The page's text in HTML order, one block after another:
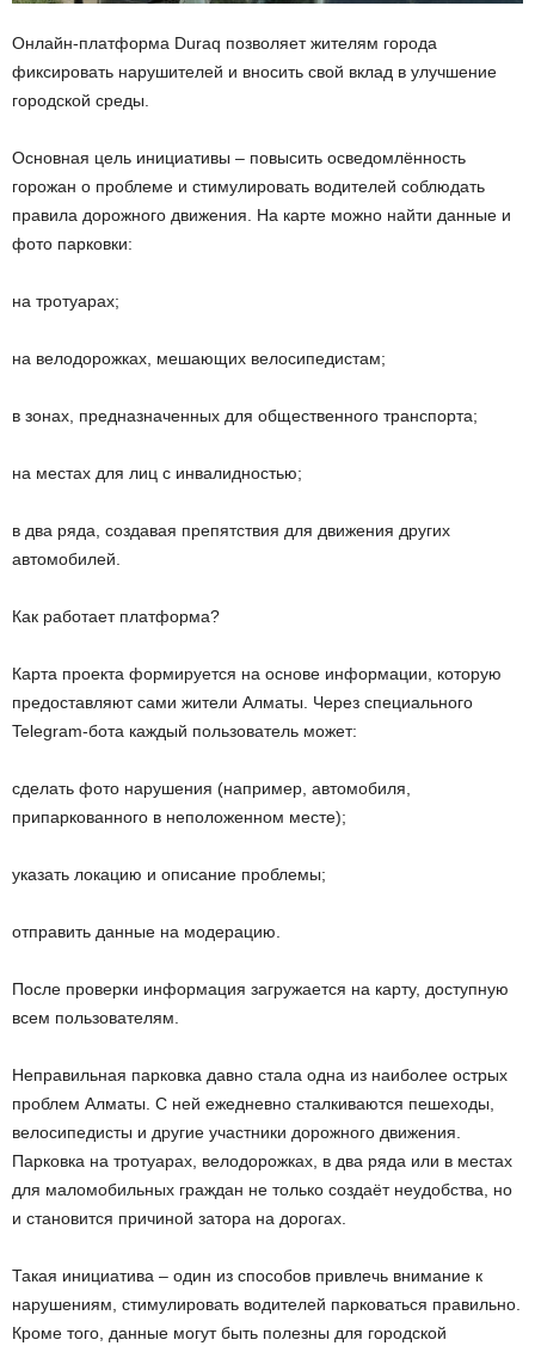
Онлайн-платформа Duraq позволяет жителям города
фиксировать нарушителей и вносить свой вклад в улучшение
городской среды.
Основная цель инициативы – повысить осведомлённость
горожан о проблеме и стимулировать водителей соблюдать
правила дорожного движения. На карте можно найти данные и
фото парковки:
на тротуарах;
на велодорожках, мешающих велосипедистам;
в зонах, предназначенных для общественного транспорта;
на местах для лиц с инвалидностью;
в два ряда, создавая препятствия для движения других
автомобилей.
Как работает платформа?
Карта проекта формируется на основе информации, которую
предоставляют сами жители Алматы. Через специального
Telegram-бота каждый пользователь может:
сделать фото нарушения (например, автомобиля,
припаркованного в неположенном месте);
указать локацию и описание проблемы;
отправить данные на модерацию.
После проверки информация загружается на карту, доступную
всем пользователям.
Неправильная парковка давно стала одна из наиболее острых
проблем Алматы. С ней ежедневно сталкиваются пешеходы,
велосипедисты и другие участники дорожного движения.
Парковка на тротуарах, велодорожках, в два ряда или в местах
для маломобильных граждан не только создаёт неудобства, но
и становится причиной затора на дорогах.
Такая инициатива – один из способов привлечь внимание к
нарушениям, стимулировать водителей парковаться правильно.
Кроме того, данные могут быть полезны для городской